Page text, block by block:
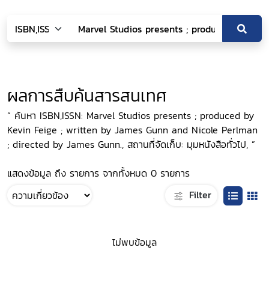
ผลการสืบค้นสารสนเทศ
“ ค้นหา ISBN,ISSN: Marvel Studios presents ; produced by
Kevin Feige ; written by James Gunn and Nicole Perlman
; directed by James Gunn., สถานที่จัดเก็บ: มุมหนังสือทั่วไป, ”
แสดงข้อมูล ถึง รายการ จากทั้งหมด 0 รายการ
Filter
ไม่พบข้อมูล